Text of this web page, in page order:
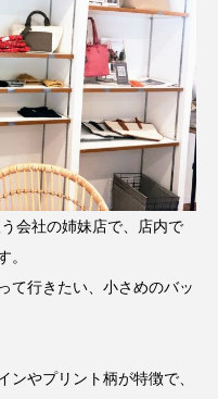
会社の姉妹店で、店内で
。
て行きたい、小さめのバッ
やプリント柄が特徴で、